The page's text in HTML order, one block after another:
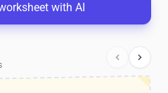
with AI